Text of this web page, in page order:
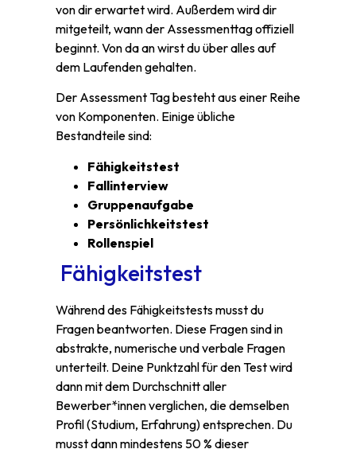
von dir erwartet wird. Außerdem wird dir
mitgeteilt, wann der Assessmenttag offiziell
beginnt. Von da an wirst du über alles auf
dem Laufenden gehalten.
Der Assessment Tag besteht aus einer Reihe
von Komponenten. Einige übliche
Bestandteile sind:
Fähigkeitstest
Fallinterview
Gruppenaufgabe
Persönlichkeitstest
Rollenspiel
Fähigkeitstest
Während des Fähigkeitstests musst du
Fragen beantworten. Diese Fragen sind in
abstrakte, numerische und verbale Fragen
unterteilt. Deine Punktzahl für den Test wird
dann mit dem Durchschnitt aller
Bewerber*innen verglichen, die demselben
Profil (Studium, Erfahrung) entsprechen. Du
musst dann mindestens 50 % dieser